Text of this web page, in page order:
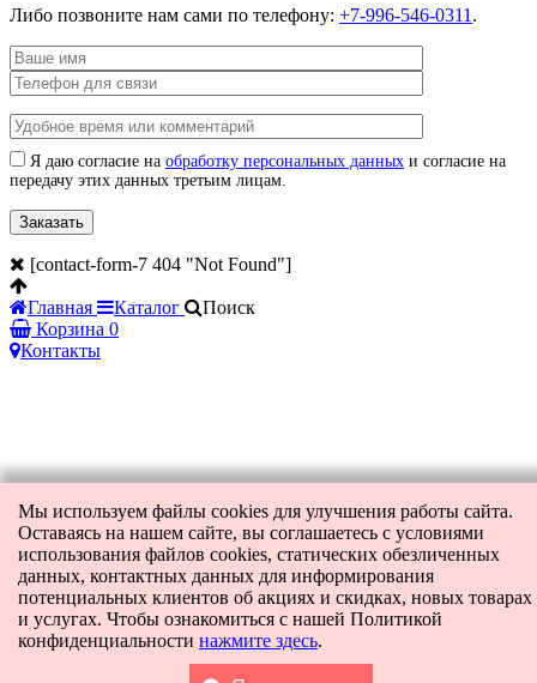
Либо позвоните нам сами по телефону: +7-996-546-0311 .
Я даю согласие на обработку персональных данных и согласие на
передачу этих данных третьим лицам.
[contact-form-7 404 "Not Found"]
Главная Каталог
Поиск
Корзина 0
Контакты
Мы используем файлы cookies для улучшения работы сайта.
Оставаясь на нашем сайте, вы соглашаетесь с условиями
использования файлов cookies, статических обезличенных
данных, контактных данных для информирования
потенциальных клиентов об акциях и скидках, новых товарах
и услугах. Чтобы ознакомиться с нашей Политикой
конфиденциальности нажмите здесь.